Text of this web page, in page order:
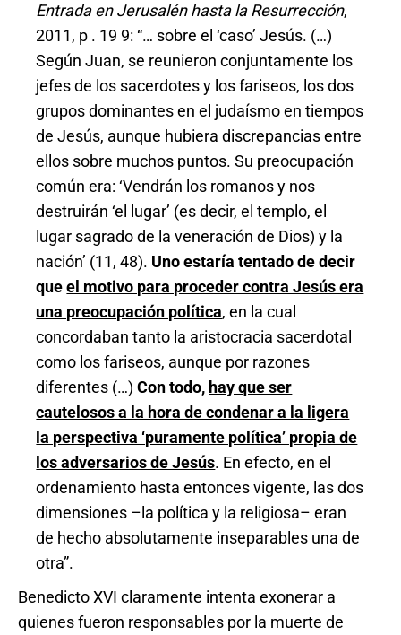
Entrada en Jerusalén hasta la Resurrección,
2011, p . 19 9: “… sobre el ‘caso’ Jesús. (…)
Según Juan, se reunieron conjuntamente los
jefes de los sacerdotes y los fariseos, los dos
grupos dominantes en el judaísmo en tiempos
de Jesús, aunque hubiera discrepancias entre
ellos sobre muchos puntos. Su preocupación
común era: ‘Vendrán los romanos y nos
destruirán ‘el lugar’ (es decir, el templo, el
lugar sagrado de la veneración de Dios) y la
nación’ (11, 48). Uno estaría tentado de decir
queel motivo para proceder contra Jesús era
una preocupación política, en la cual
concordaban tanto la aristocracia sacerdotal
como los fariseos, aunque por razones
diferentes (…)Con todo, hay que ser
cautelosos a la hora de condenar a la ligera
la perspectiva ‘puramente política’ propia de
los adversarios de Jesús. En efecto, en el
ordenamiento hasta entonces vigente, las dos
dimensiones –la política y la religiosa– eran
de hecho absolutamente inseparables una de
otra”.
Benedicto XVI claramente intenta exonerar a
quienes fueron responsables por la muerte de